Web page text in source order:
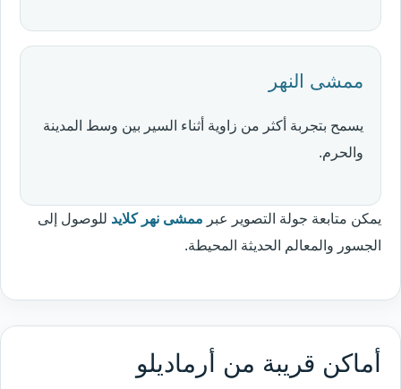
ممشى النهر
يسمح بتجربة أكثر من زاوية أثناء السير بين وسط المدينة
والحرم.
يمكن متابعة جولة التصوير عبر ممشى نهر كلايد للوصول إلى
الجسور والمعالم الحديثة المحيطة.
أماكن قريبة من أرماديلو